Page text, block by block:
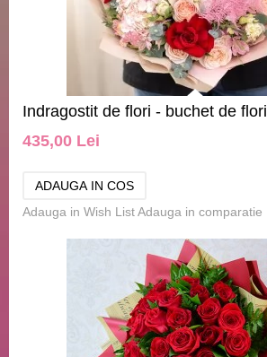
Indragostit de flori - buchet de flori
435,00 Lei
Adauga in Wish ListAdauga in comparatie